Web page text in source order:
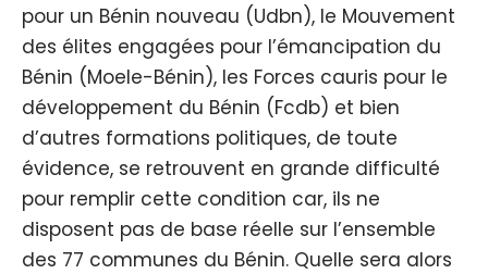
pour un Bénin nouveau (Udbn), le Mouvement
des élites engagées pour l’émancipation du
Bénin (Moele-Bénin), les Forces cauris pour le
développement du Bénin (Fcdb) et bien
d’autres formations politiques, de toute
évidence, se retrouvent en grande difficulté
pour remplir cette condition car, ils ne
disposent pas de base réelle sur l’ensemble
des 77 communes du Bénin. Quelle sera alors